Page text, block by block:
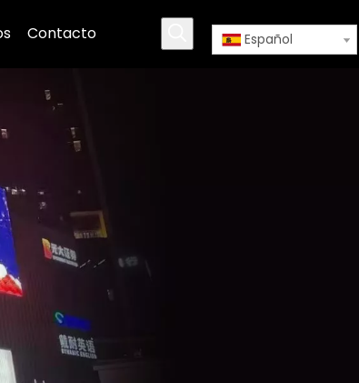
Contacto Español